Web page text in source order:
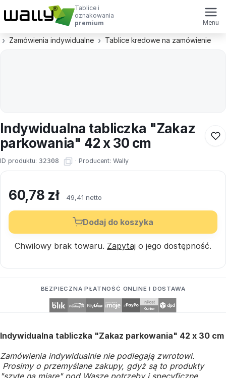
Tablice i
oznakowania
premium
Menu
Zamówienia indywidualne Tablice kredowe na zamówienie
Indywidualna tabliczka "Zakaz
parkowania" 42 x 30 cm
ID produktu: 32308 · Producent: Wally
60,78 zł 49,41 netto
Dodaj do koszyka
Chwilowy brak towaru. Zapytaj o jego dostępność.
BEZPIECZNA PŁATNOŚĆ ONLINE I DOSTAWA
Indywidualna tabliczka "Zakaz parkowania" 42 x 30 cm
Zamówienia indywidualnie nie podlegają zwrotowi.
Prosimy o przemyślane zakupy, gdyż są to produkty
"szyte na miarę" pod Wasze potrzeby i specyficzne